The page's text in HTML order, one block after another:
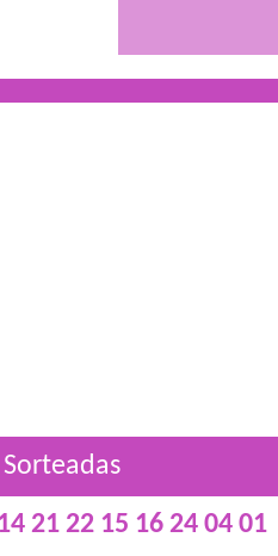
Sorteadas
21 22 15 16 24 04 01